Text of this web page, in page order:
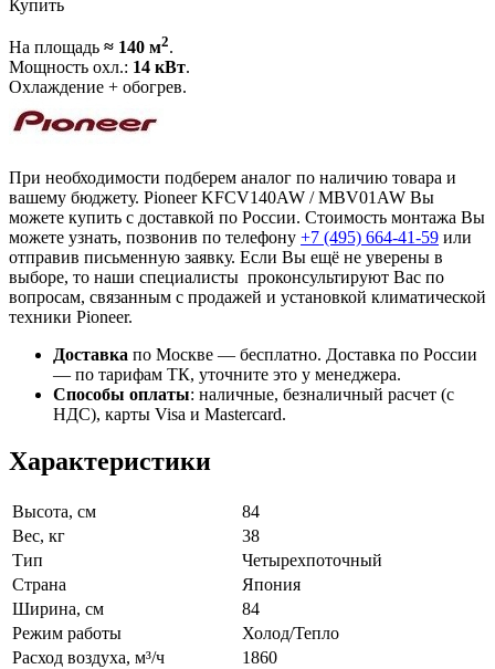
Купить
На площадь ≈ 140 м2.
Мощность охл.: 14 кВт.
Охлаждение + обогрев.
При необходимости подберем аналог по наличию товара и
вашему бюджету. Pioneer KFCV140AW / MBV01AW Вы
можете купить с доставкой по России. Стоимость монтажа Вы
можете узнать, позвонив по телефону +7 (495) 664-41-59 или
отправив письменную заявку. Если Вы ещё не уверены в
выборе, то наши специалисты проконсультируют Вас по
вопросам, связанным с продажей и установкой климатической
техники Pioneer.
Доставка по Москве — бесплатно. Доставка по России
— по тарифам ТК, уточните это у менеджера.
Способы оплаты: наличные, безналичный расчет (с
НДС), карты Visa и Mastercard.
Характеристики
Высота, см
84
Вес, кг
38
Тип
Четырехпоточный
Страна
Япония
Ширина, см
84
Режим работы
Холод/Тепло
Расход воздуха, м³/ч
1860